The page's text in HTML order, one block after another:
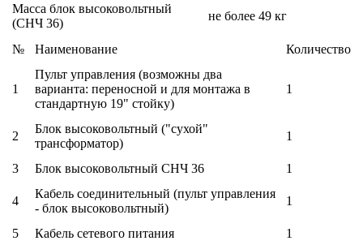
Масса блок высоковольтный
(СНЧ 36)
не более 49 кг
№ Наименование Количество
1
Пульт управления (возможны два
варианта: переносной и для монтажа в
стандартную 19" стойку)
1
2
Блок высоковольтный ("сухой"
трансформатор)
1
3 Блок высоковольтный СНЧ 36 1
4
Кабель соединительный (пульт управления
- блок высоковольтный)
1
5 Кабель сетевого питания 1